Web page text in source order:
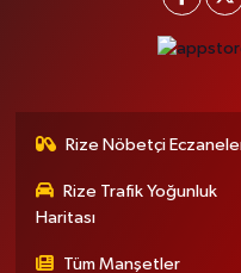
Rize Nöbetçi
Rize Trafik Yoğunluk
Haritası
Tüm Manşetler